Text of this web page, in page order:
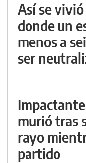
Así se
donde un
menos a
ser
murió tras
rayo
partido